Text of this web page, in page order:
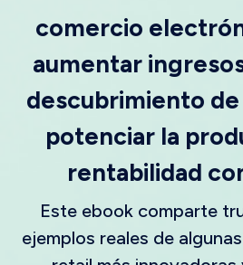
comercio
aumentar
descubrimiento
potenciar la
rentabilidad
Este ebook comparte
ejemplos reales de